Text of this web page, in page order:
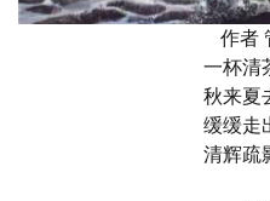
作者
一杯清
秋来夏
缓缓走
清辉疏